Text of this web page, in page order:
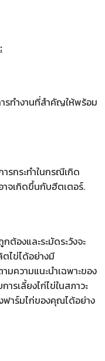
รทำงานที่สำคัญให้พร้อม
รกระทำในกรณีเกิด
จเกิดขึ้นกับฮีตเตอร์.
ต้องและระมัดระวังจะ
ไข่ได้อย่างมี
ความแนะนำเฉพาะของ
รเลี้ยงไก่ไข่ในสภาวะ
ฟาร์มไก่ของคุณได้อย่าง